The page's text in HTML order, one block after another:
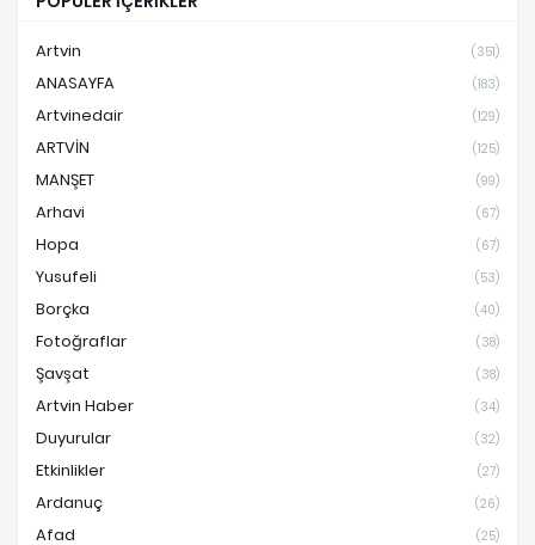
Artvin (351)
ANASAYFA (183)
Artvinedair (129)
ARTVİN (125)
MANŞET (99)
Arhavi (67)
Hopa (67)
Yusufeli (53)
Borçka (40)
Fotoğraflar (38)
Şavşat (38)
Artvin Haber (34)
Duyurular (32)
Etkinlikler (27)
Ardanuç (26)
Afad (25)